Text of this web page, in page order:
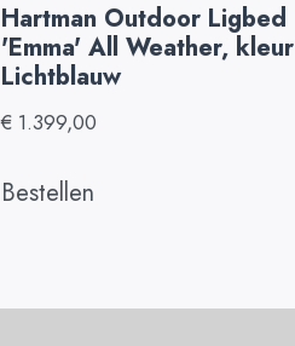
Hartman Outdoor Ligbed
'Emma' All Weather, kleur
Lichtblauw
€ 1.399,00
Bestellen